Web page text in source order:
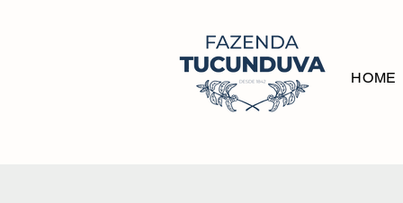
HOME